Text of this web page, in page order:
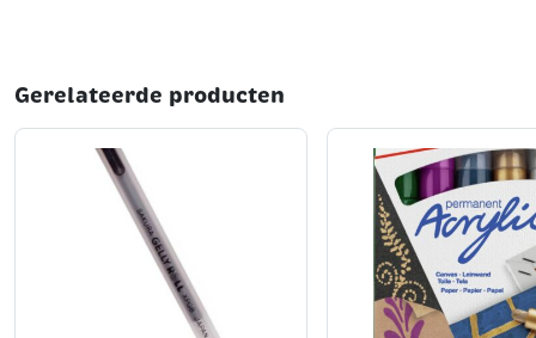
Gerelateerde producten